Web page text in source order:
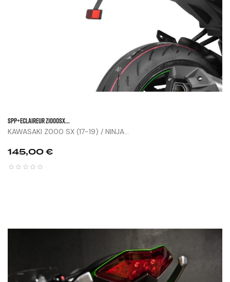
SPP+ECLAIREUR Z1000SX...
KAWASAKI Z000 SX (17-19) / NINJA...
Prix
145,00 €